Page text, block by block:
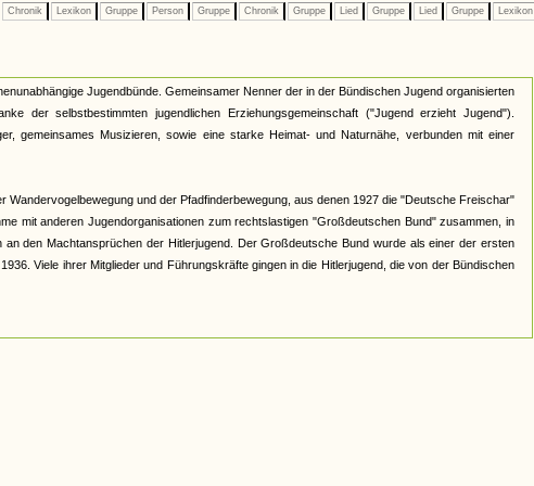
Chronik Lexikon Gruppe Person Gruppe Chronik Gruppe Lied Gruppe Lied Gruppe Lexikon
Jugendbünde. Gemeinsamer Nenner der in der Bündischen Jugend organisierten
der selbstbestimmten jugendlichen Erziehungsgemeinschaft ("Jugend erzieht Jugend").
gemeinsames Musizieren, sowie eine starke Heimat- und Naturnähe, verbunden mit einer
und der Pfadfinderbewegung, aus denen 1927 die "Deutsche Freischar"
mit anderen Jugendorganisationen zum rechtslastigen "Großdeutschen Bund" zusammen, in
den Machtansprüchen der Hitlerjugend. Der Großdeutsche Bund wurde als einer der ersten
Viele ihrer Mitglieder und Führungskräfte gingen in die Hitlerjugend, die von der Bündischen